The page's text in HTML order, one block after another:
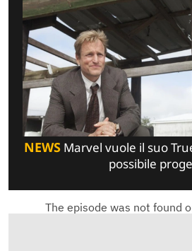
NEWS Marvel vuole il suo
possibile